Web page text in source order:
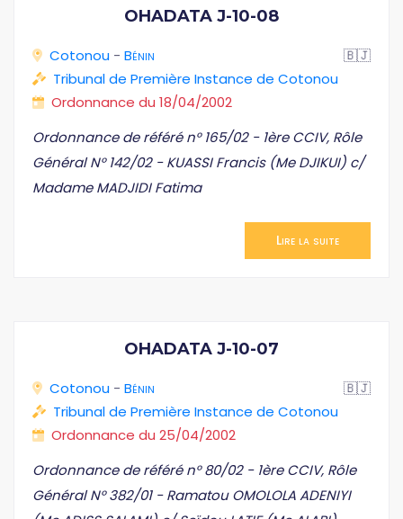
OHADATA J-10-08
Cotonou - Bénin
🇧🇯
Tribunal de Première Instance de Cotonou
Ordonnance du 18/04/2002
Ordonnance de référé n° 165/02 - 1ère CCIV, Rôle
Général N° 142/02 - KUASSI Francis (Me DJIKUI) c/
Madame MADJIDI Fatima
Lire la suite
OHADATA J-10-07
Cotonou - Bénin
🇧🇯
Tribunal de Première Instance de Cotonou
Ordonnance du 25/04/2002
Ordonnance de référé n° 80/02 - 1ère CCIV, Rôle
Général N° 382/01 - Ramatou OMOLOLA ADENIYI